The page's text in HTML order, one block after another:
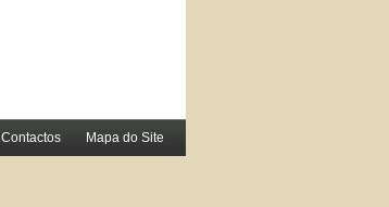
Contactos Mapa do Site